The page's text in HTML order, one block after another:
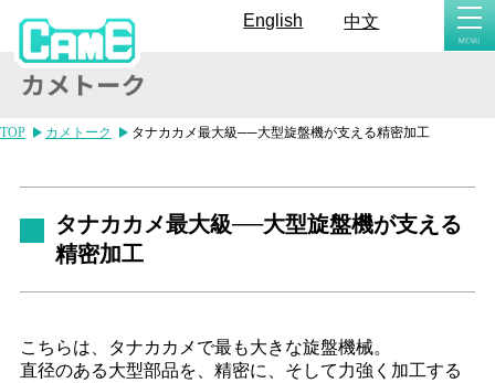
中文
English
TOP カメトーク タナカカメ最大級──大型旋盤機が支える精密加工
タナカカメ最大級──大型旋盤機が支える
精密加工
こちらは、タナカカメで最も大きな旋盤機械。
直径のある大型部品を、精密に、そして力強く加工する